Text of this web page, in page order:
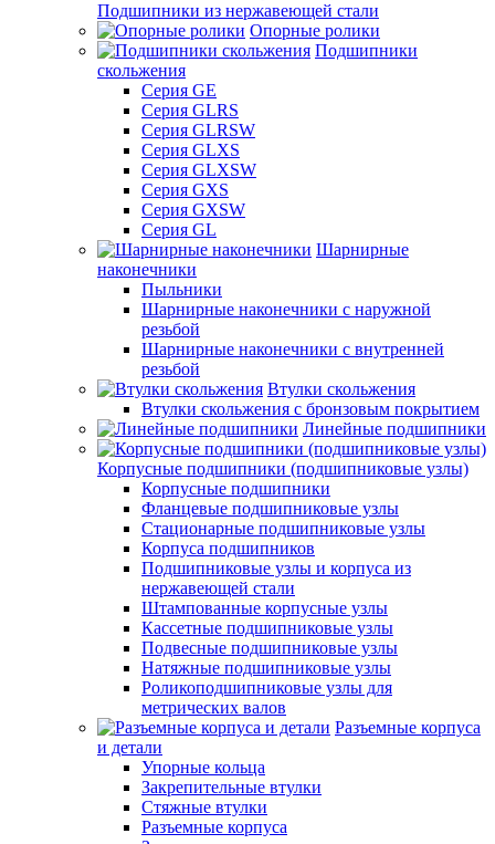
Подшипники из нержавеющей стали
Опорные ролики
Подшипники
скольжения
Серия GE
Серия GLRS
Серия GLRSW
Серия GLXS
Серия GLXSW
Серия GXS
Серия GXSW
Серия GL
Шарнирные
наконечники
Пыльники
Шарнирные наконечники с наружной
резьбой
Шарнирные наконечники с внутренней
резьбой
Втулки скольжения
Втулки скольжения с бронзовым покрытием
Линейные подшипники
Корпусные подшипники (подшипниковые узлы)
Корпусные подшипники
Фланцевые подшипниковые узлы
Стационарные подшипниковые узлы
Корпуса подшипников
Подшипниковые узлы и корпуса из
нержавеющей стали
Штампованные корпусные узлы
Кассетные подшипниковые узлы
Подвесные подшипниковые узлы
Натяжные подшипниковые узлы
Роликоподшипниковые узлы для
метрических валов
Разъемные корпуса
и детали
Упорные кольца
Закрепительные втулки
Стяжные втулки
Разъемные корпуса